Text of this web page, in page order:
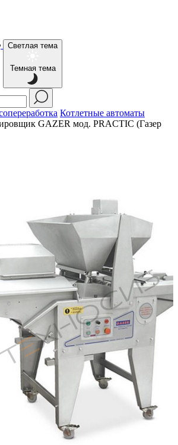
Светлая тема
Темная тема
Котлетные автоматы
GAZER мод. PRACTIC (Газер